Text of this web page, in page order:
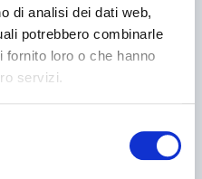
di analisi dei dati web,
potrebbero combinarle
loro o che hanno
servizi.
navigazione